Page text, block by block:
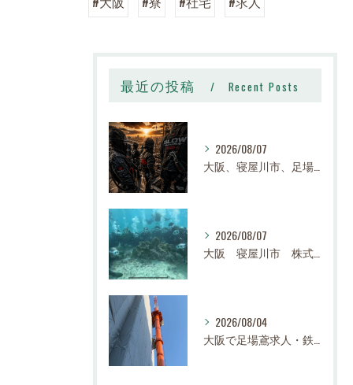
最近の投稿 Recent Posts
2026/08/07
2026/08/07
2026/08/04